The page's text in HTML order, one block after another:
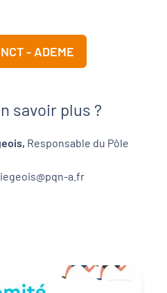
- ADEME
savoir plus ?
Responsable du Pôle
a.fr